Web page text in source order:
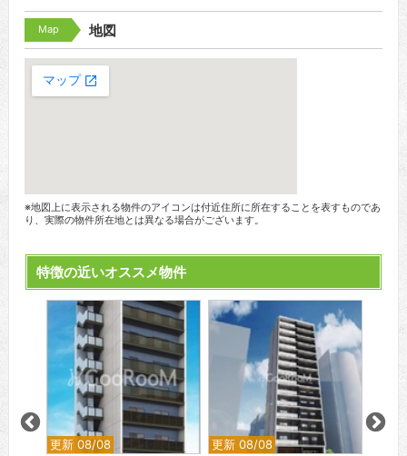
Map 地図
※地図上に表示される物件のアイコンは付近住所に所在することを表すものであ
り、実際の物件所在地とは異なる場合がございます。
特徴の近いオススメ物件
更新 08/08 更新 08/08